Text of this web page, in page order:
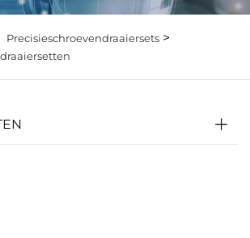
Precisieschroevendraaiersets >